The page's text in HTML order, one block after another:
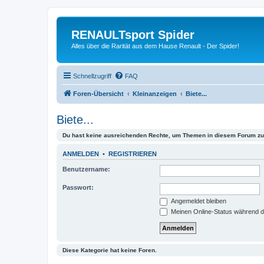
RENAULTsport Spider
Alles über die Rarität aus dem Hause Renault - Der Spider!
Schnellzugriff FAQ
Foren-Übersicht Kleinanzeigen Biete...
Biete...
Du hast keine ausreichenden Rechte, um Themen in diesem Forum
ANMELDEN • REGISTRIEREN
Benutzername:
Passwort:
Angemeldet bleiben
Meinen Online-Status während
Diese Kategorie hat keine Foren.